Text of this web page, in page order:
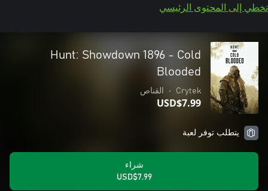
تخطي إلى المحتوى الرئيسي
Hunt: Showdown 1896 - Cold
Blooded
Crytek
• القناص
USD$7.99
يتطلب توفر لعبة
شراء
USD$7.99